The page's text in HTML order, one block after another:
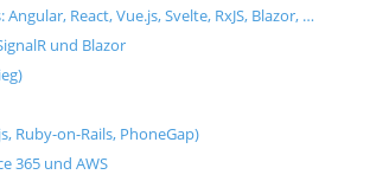
React, Vue.js, Svelte, RxJS, Blazor, …
und Blazor
Ruby-on-Rails, PhoneGap)
365 und AWS